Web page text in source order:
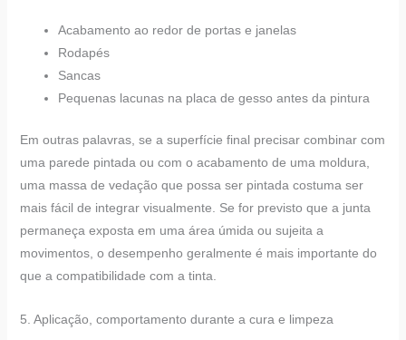
Acabamento ao redor de portas e janelas
Rodapés
Sancas
Pequenas lacunas na placa de gesso antes da pintura
Em outras palavras, se a superfície final precisar combinar com
uma parede pintada ou com o acabamento de uma moldura,
uma massa de vedação que possa ser pintada costuma ser
mais fácil de integrar visualmente. Se for previsto que a junta
permaneça exposta em uma área úmida ou sujeita a
movimentos, o desempenho geralmente é mais importante do
que a compatibilidade com a tinta.
5. Aplicação, comportamento durante a cura e limpeza